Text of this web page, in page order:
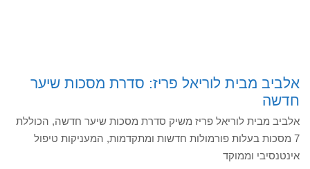
אלביב מבית לוריאל פריז: סדרת מסכות שיער
חדשה
אלביב מבית לוריאל פריז משיק סדרת מסכות שיער חדשה, הכוללת
7 מסכות בעלות פורמולות חדשות ומתקדמות, המעניקות טיפול
אינטנסיבי וממוקד